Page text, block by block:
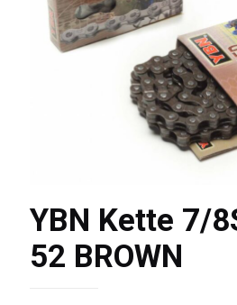
YBN Kette 7/
52 BROWN